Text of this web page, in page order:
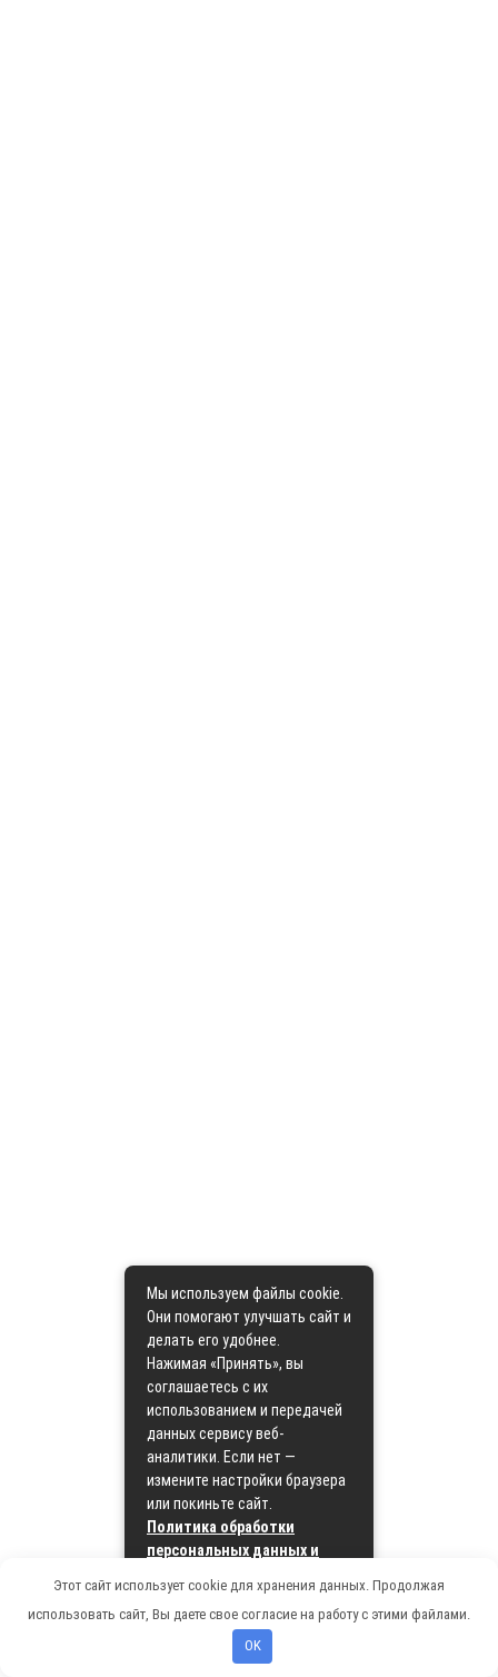
Мы используем файлы cookie.
Они помогают улучшать сайт и
делать его удобнее.
Нажимая «Принять», вы
соглашаетесь с их
использованием и передачей
данных сервису веб-
аналитики. Если нет —
измените настройки браузера
или покиньте сайт.
Политика обработки
персональных данных и
Принять
Этот сайт использует cookie для хранения данных. Продолжая
использовать сайт, Вы даете свое согласие на работу с этими файлами.
OK